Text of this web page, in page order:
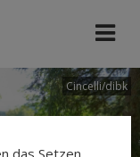
Cincelli/dibk
das Setzen